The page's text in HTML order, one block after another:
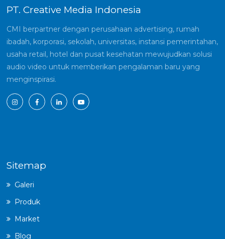
PT. Creative Media Indonesia
CMI berpartner dengan perusahaan advertising, rumah
ibadah, korporasi, sekolah, universitas, instansi pemerintahan,
usaha retail, hotel dan pusat kesehatan mewujudkan solusi
audio video untuk memberikan pengalaman baru yang
menginspirasi.
Sitemap
Galeri
Produk
Market
Blog